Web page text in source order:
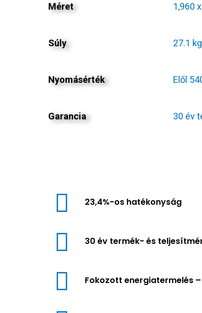
Méret 1,960
Súly 27.1 kg
Nyomásérték Elől
Garancia 30 év
23,4%-os hatékonyság
30 év termék- és
Fokozott energiatermelés